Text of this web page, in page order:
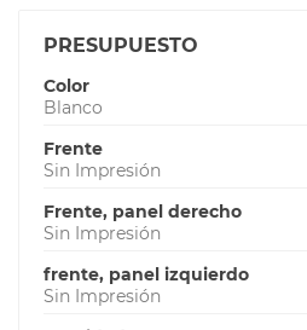
PRESUPUESTO
Color
Blanco
Frente
Sin Impresión
Frente, panel derecho
Sin Impresión
frente, panel izquierdo
Sin Impresión